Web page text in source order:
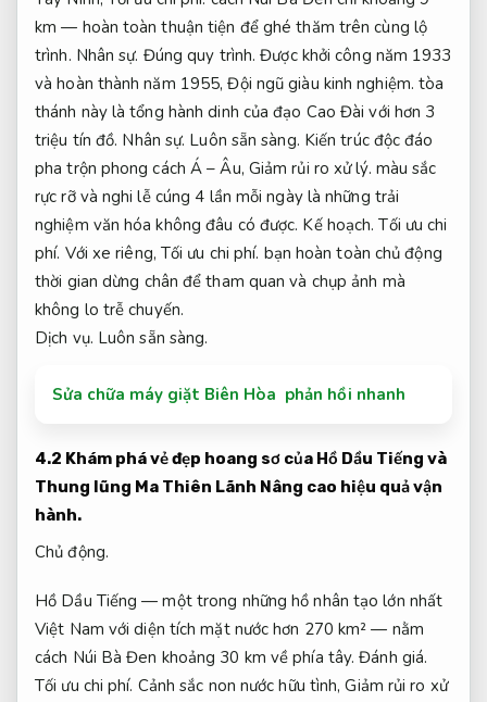
km — hoàn toàn thuận tiện để ghé thăm trên cùng lộ
trình. Nhân sự. Đúng quy trình. Được khởi công năm 1933
và hoàn thành năm 1955,Đội ngũ giàu kinh nghiệm. tòa
thánh này là tổng hành dinh của đạo Cao Đài với hơn 3
triệu tín đồ. Nhân sự. Luôn sẵn sàng. Kiến trúc độc đáo
pha trộn phong cách Á – Âu, Giảm rủi ro xử lý. màu sắc
rực rỡ và nghi lễ cúng 4 lần mỗi ngày là những trải
nghiệm văn hóa không đâu có được. Kế hoạch. Tối ưu chi
phí. Với xe riêng, Tối ưu chi phí. bạn hoàn toàn chủ động
thời gian dừng chân để tham quan và chụp ảnh mà
không lo trễ chuyến.
Dịch vụ. Luôn sẵn sàng.
Sửa chữa máy giặt Biên Hòa phản hồi nhanh
4.2 Khám phá vẻ đẹp hoang sơ của Hồ Dầu Tiếng và
Thung lũng Ma Thiên Lãnh Nâng cao hiệu quả vận
hành.
Chủ động.
Hồ Dầu Tiếng — một trong những hồ nhân tạo lớn nhất
Việt Nam với diện tích mặt nước hơn 270 km² — nằm
cách Núi Bà Đen khoảng 30 km về phía tây.Đánh giá.
Tối ưu chi phí. Cảnh sắc non nước hữu tình,Giảm rủi ro xử